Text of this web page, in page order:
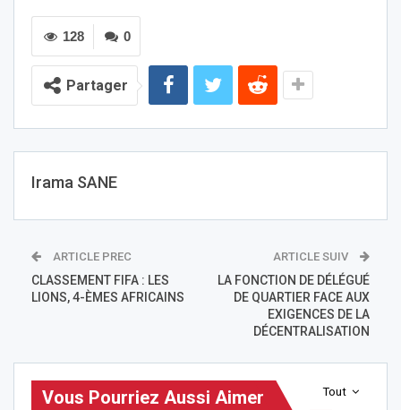
0
128
Partager
Irama SANE
ARTICLE PREC
CLASSEMENT FIFA : LES
LIONS, 4-ÈMES AFRICAINS
ARTICLE SUIV
LA FONCTION DE DÉLÉGUÉ
DE QUARTIER FACE AUX
EXIGENCES DE LA
DÉCENTRALISATION
Tout
Vous Pourriez Aussi Aimer